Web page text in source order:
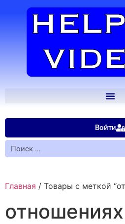
Войти
Главная / Товары с меткой
отношениях